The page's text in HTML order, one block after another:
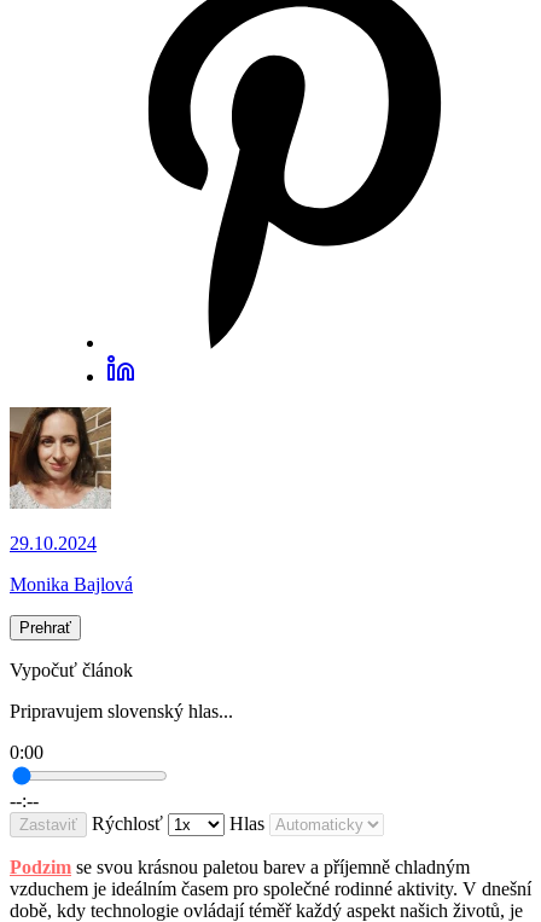
29.10.2024
Monika Bajlová
Prehrať
Vypočuť článok
Pripravujem slovenský hlas...
0:00
--:--
Zastaviť Rýchlosť Hlas
Podzim se svou krásnou paletou barev a příjemně chladným
vzduchem je ideálním časem pro společné rodinné aktivity. V dnešní
době, kdy technologie ovládají téměř každý aspekt našich životů, je